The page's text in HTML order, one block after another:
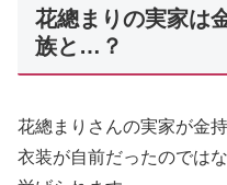
花總まりの実家は
族と…？
花總まりさんの実家が金
衣装が自前だったのでは